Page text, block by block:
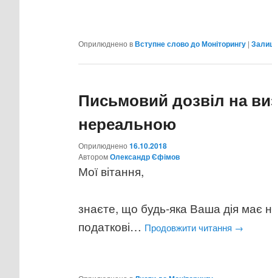
Оприлюднено вВступне слово до Моніторингу |
Письмовий дозвіл на
нереальною
Оприлюднено16.10.2018
AвторомОлександр Єфімов
Мої вітання,
знаєте, що будь-яка Ваша дія має
податкові… Продовжити читання →